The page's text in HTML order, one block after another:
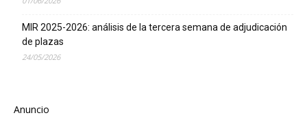
MIR 2025-2026: análisis de la tercera semana de adjudicación
de plazas
24/05/2026
Anuncio